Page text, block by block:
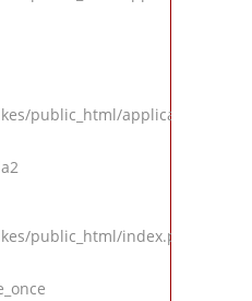
public_html/application/
public_html/index.php